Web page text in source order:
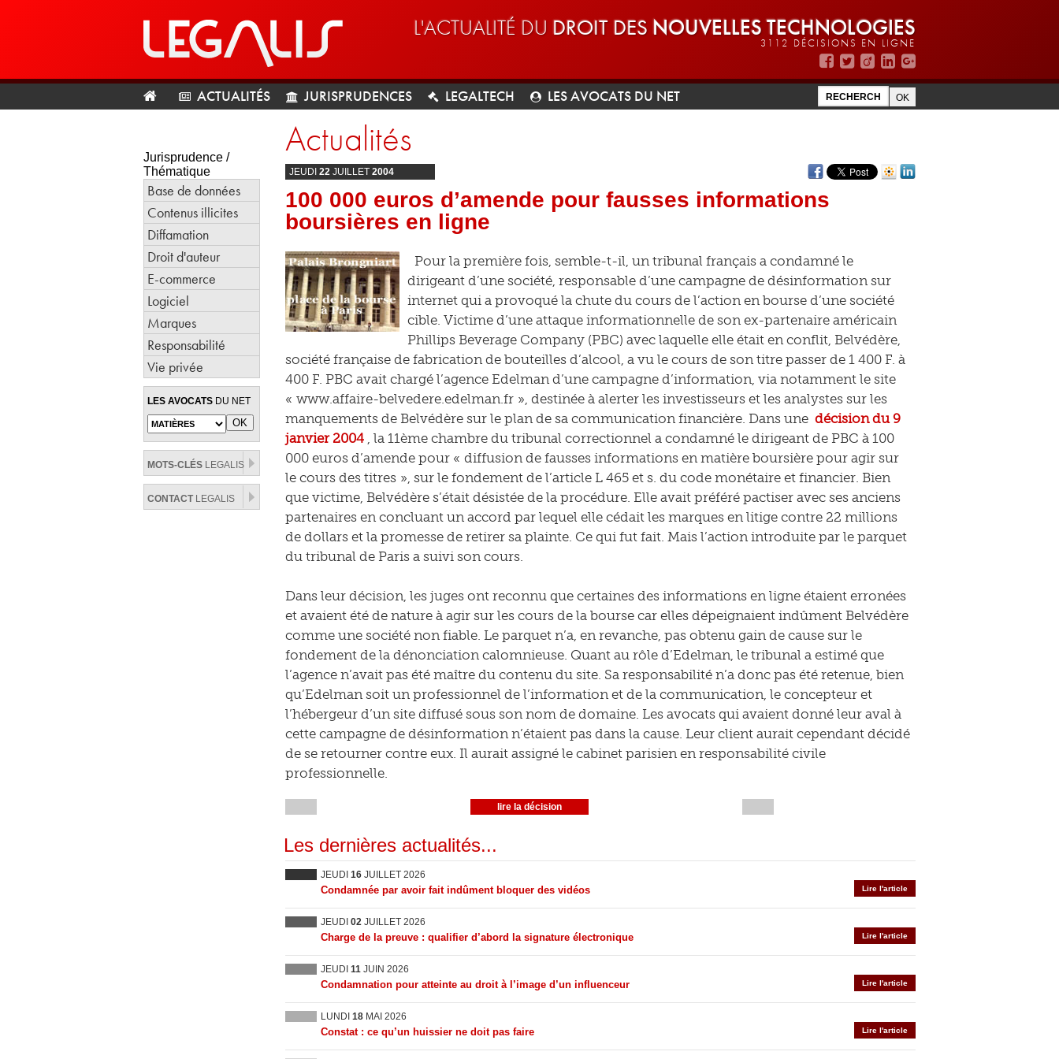
L'ACTUALITÉ DU DROIT DES NOUVELLES TECHNOLOGIES
3112 DÉCISIONS EN LIGNE
ACTUALITÉS JURISPRUDENCES LEGALTECH LES AVOCATS DU NET
Jurisprudence /
Thématique
Base de données
Contenus illicites
Diffamation
Droit d'auteur
E-commerce
Logiciel
Marques
Responsabilité
Vie privée
LES AVOCATS DU NET
MOTS-CLÉS LEGALIS
CONTACTLEGALIS
Actualités
JEUDI 22 JUILLET 2004
100 000 euros d’amende pour fausses informations
boursières en ligne
Pour la première fois, semble-t-il, un tribunal français a condamné le
dirigeant d’une société, responsable d’une campagne de désinformation sur
internet qui a provoqué la chute du cours de l’action en bourse d’une société
cible. Victime d’une attaque informationnelle de son ex-partenaire américain
Phillips Beverage Company (PBC) avec laquelle elle était en conflit, Belvédère,
société française de fabrication de bouteilles d’alcool, a vu le cours de son titre passer de 1 400 F. à
400 F. PBC avait chargé l’agence Edelman d’une campagne d’information, via notamment le site
« www.affaire-belvedere.edelman.fr », destinée à alerter les investisseurs et les analystes sur les
manquements de Belvédère sur le plan de sa communication financière. Dans une décision du 9
janvier 2004 , la 11ème chambre du tribunal correctionnel a condamné le dirigeant de PBC à 100
000 euros d’amende pour « diffusion de fausses informations en matière boursière pour agir sur
le cours des titres », sur le fondement de l’article L 465 et s. du code monétaire et financier. Bien
que victime, Belvédère s’était désistée de la procédure. Elle avait préféré pactiser avec ses anciens
partenaires en concluant un accord par lequel elle cédait les marques en litige contre 22 millions
de dollars et la promesse de retirer sa plainte. Ce qui fut fait. Mais l’action introduite par le parquet
du tribunal de Paris a suivi son cours.
Dans leur décision, les juges ont reconnu que certaines des informations en ligne étaient erronées
et avaient été de nature à agir sur les cours de la bourse car elles dépeignaient indûment Belvédère
comme une société non fiable. Le parquet n’a, en revanche, pas obtenu gain de cause sur le
fondement de la dénonciation calomnieuse. Quant au rôle d’Edelman, le tribunal a estimé que
l’agence n’avait pas été maître du contenu du site. Sa responsabilité n’a donc pas été retenue, bien
qu’Edelman soit un professionnel de l’information et de la communication, le concepteur et
l’hébergeur d’un site diffusé sous son nom de domaine. Les avocats qui avaient donné leur aval à
cette campagne de désinformation n’étaient pas dans la cause. Leur client aurait cependant décidé
de se retourner contre eux. Il aurait assigné le cabinet parisien en responsabilité civile
professionnelle.
lire la décision
Les dernières actualités...
JEUDI 16 JUILLET 2026
Lire l'article
Condamnée par avoir fait indûment bloquer des vidéos
JEUDI 02 JUILLET 2026
Lire l'article
Charge de la preuve : qualifier d’abord la signature électronique
JEUDI 11 JUIN 2026
Lire l'article
Condamnation pour atteinte au droit à l’image d’un influenceur
LUNDI 18 MAI 2026
Lire l'article
Constat : ce qu’un huissier ne doit pas faire